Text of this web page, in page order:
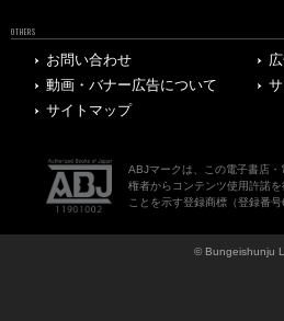
OTHERS
お問い合わせ
動画・バナー広告について
サイトマップ
ABJマークは、この電子書店
権者からコンテンツ使用許諾
ことを示す登録商標（登録番
© Bungeishunju